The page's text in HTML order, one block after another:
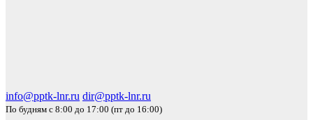
info@pptk-lnr.ru dir@pptk-lnr.ru
По будням с 8:00 до 17:00 (пт до 16:00)